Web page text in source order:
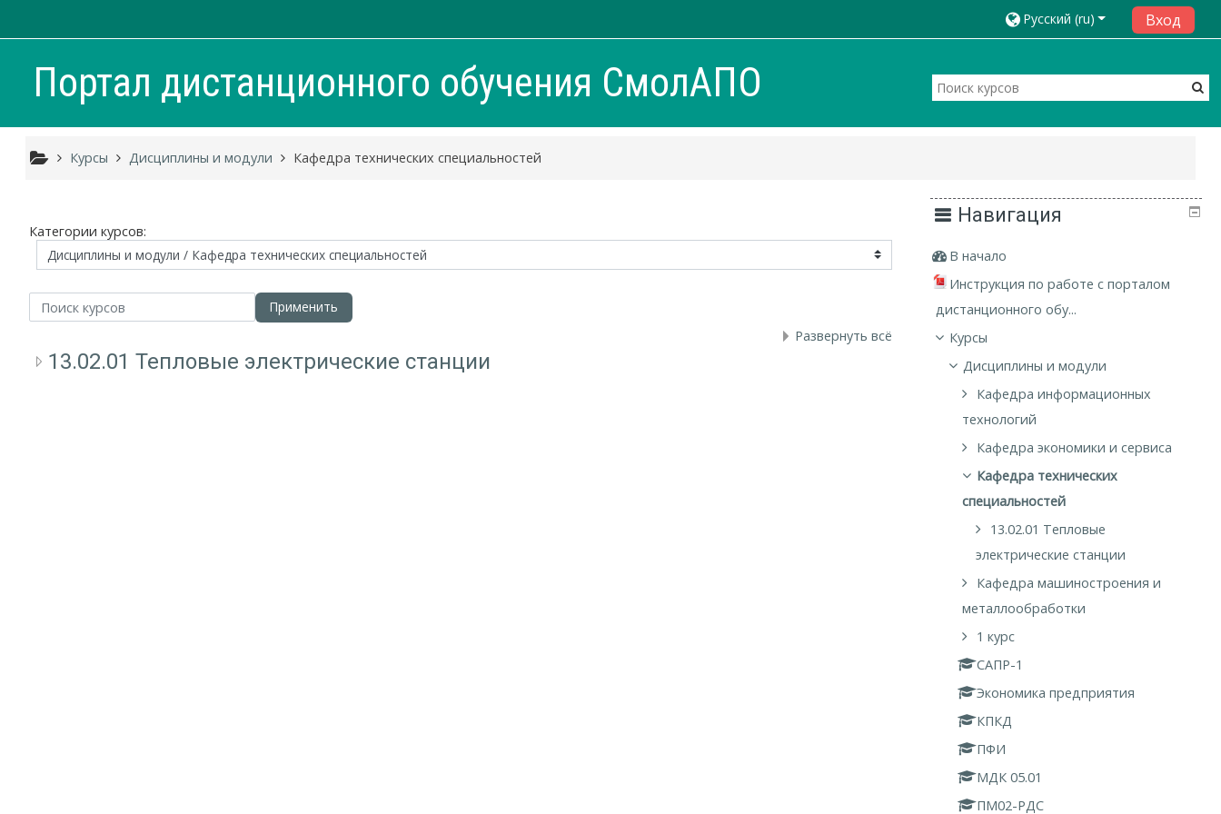
Русский ‎(ru)‎ Вход
Портал дистанционного обучения СмолАПО
Курсы Дисциплины и модули Кафедра технических специальностей
Категории курсов:
курсов
Применить
Развернуть всё
13.02.01 Тепловые электрические станции
Навигация
В начало
Инструкция по работе с порталом
дистанционного обу...
Курсы
Дисциплины и модули
Кафедра информационных
технологий
Кафедра экономики и сервиса
Кафедра технических
специальностей
13.02.01 Тепловые
электрические станции
Кафедра машиностроения и
металлообработки
1 курс
САПР-1
Экономика предприятия
КПКД
ПФИ
МДК 05.01
ПМ02-РДС